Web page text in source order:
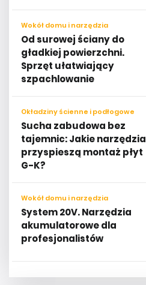
Wokół domu i narzędzia
Od surowej ściany do
gładkiej powierzchni.
Sprzęt ułatwiający
szpachlowanie
Okładziny ścienne i podłogowe
Sucha zabudowa bez
tajemnic: Jakie narzędzia
przyspieszą montaż płyt
G-K?
Wokół domu i narzędzia
System 20V. Narzędzia
akumulatorowe dla
profesjonalistów